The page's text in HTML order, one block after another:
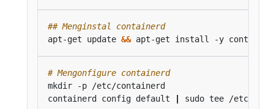
## Menginstal containerd
apt-get update &&
# Mengonfigure containerd
containerd config default